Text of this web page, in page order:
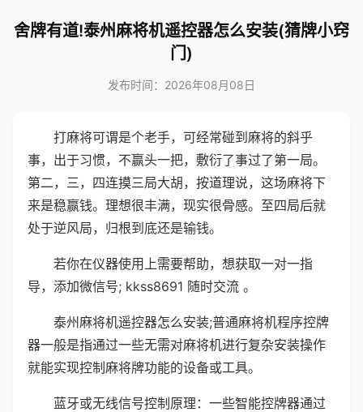
舍牌有道!泰州麻将机遥控器怎么安装(猜牌小窍
门)
发布时间：2026年08月08日
打麻将可谓是个老手，可经常碰到麻将的斜乎
事，出于习惯，不赢头一把，敷衍了事过了第一局。
第二，三，四连摸三局大胡，按道理说，这场麻将下
来是稳赢钱。理想很丰满，现实很骨感。至四局后就
处于逆风局，归根到底还是输钱。
若你在仪器使用上需要帮助，想获取一对一指
导，添加微信号; kkss8691 随时交流 。
泰州麻将机遥控器怎么安装;普通麻将机程序控牌
器一般是指通过一些无需对麻将机进行复杂安装操作
就能实现控制麻将牌功能的设备或工具。
蓝牙或无线信号控制原理：一些智能控牌器通过